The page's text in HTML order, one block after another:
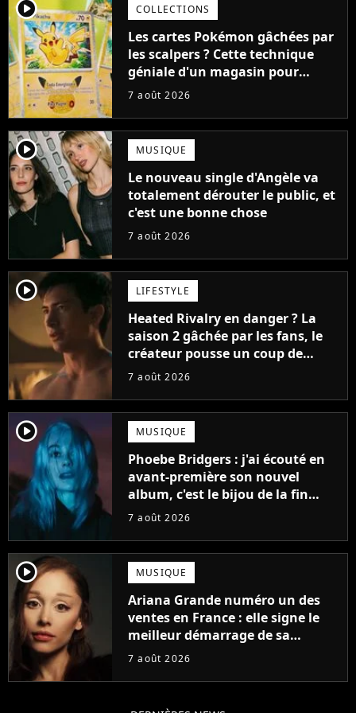
player2 COLLECTIONS
Les cartes Pokémon gâchées par
les scalpers ? Cette technique
géniale d'un magasin pour
ruiner les revendeurs
7 août 2026
player2 MUSIQUE
Le nouveau single d'Angèle va
totalement dérouter le public, et
c'est une bonne chose
7 août 2026
player2 LIFESTYLE
Heated Rivalry en danger ? La
saison 2 gâchée par les fans, le
créateur pousse un coup de
gueule
7 août 2026
player2 MUSIQUE
Phoebe Bridgers : j'ai écouté en
avant-première son nouvel
album, c'est le bijou de la fin
d'été
7 août 2026
player2 MUSIQUE
Ariana Grande numéro un des
ventes en France : elle signe le
meilleur démarrage de sa
carrière avec son album Petal
7 août 2026